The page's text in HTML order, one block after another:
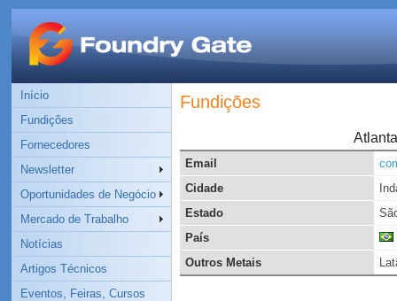
Início
Fundições
Fornecedores
Newsletter
Oportunidades de Negócio
Mercado de Trabalho
Notícias
Artigos Técnicos
Eventos, Feiras, Cursos
Fundições
Email
Cidade
Estado
País
Outros Metais